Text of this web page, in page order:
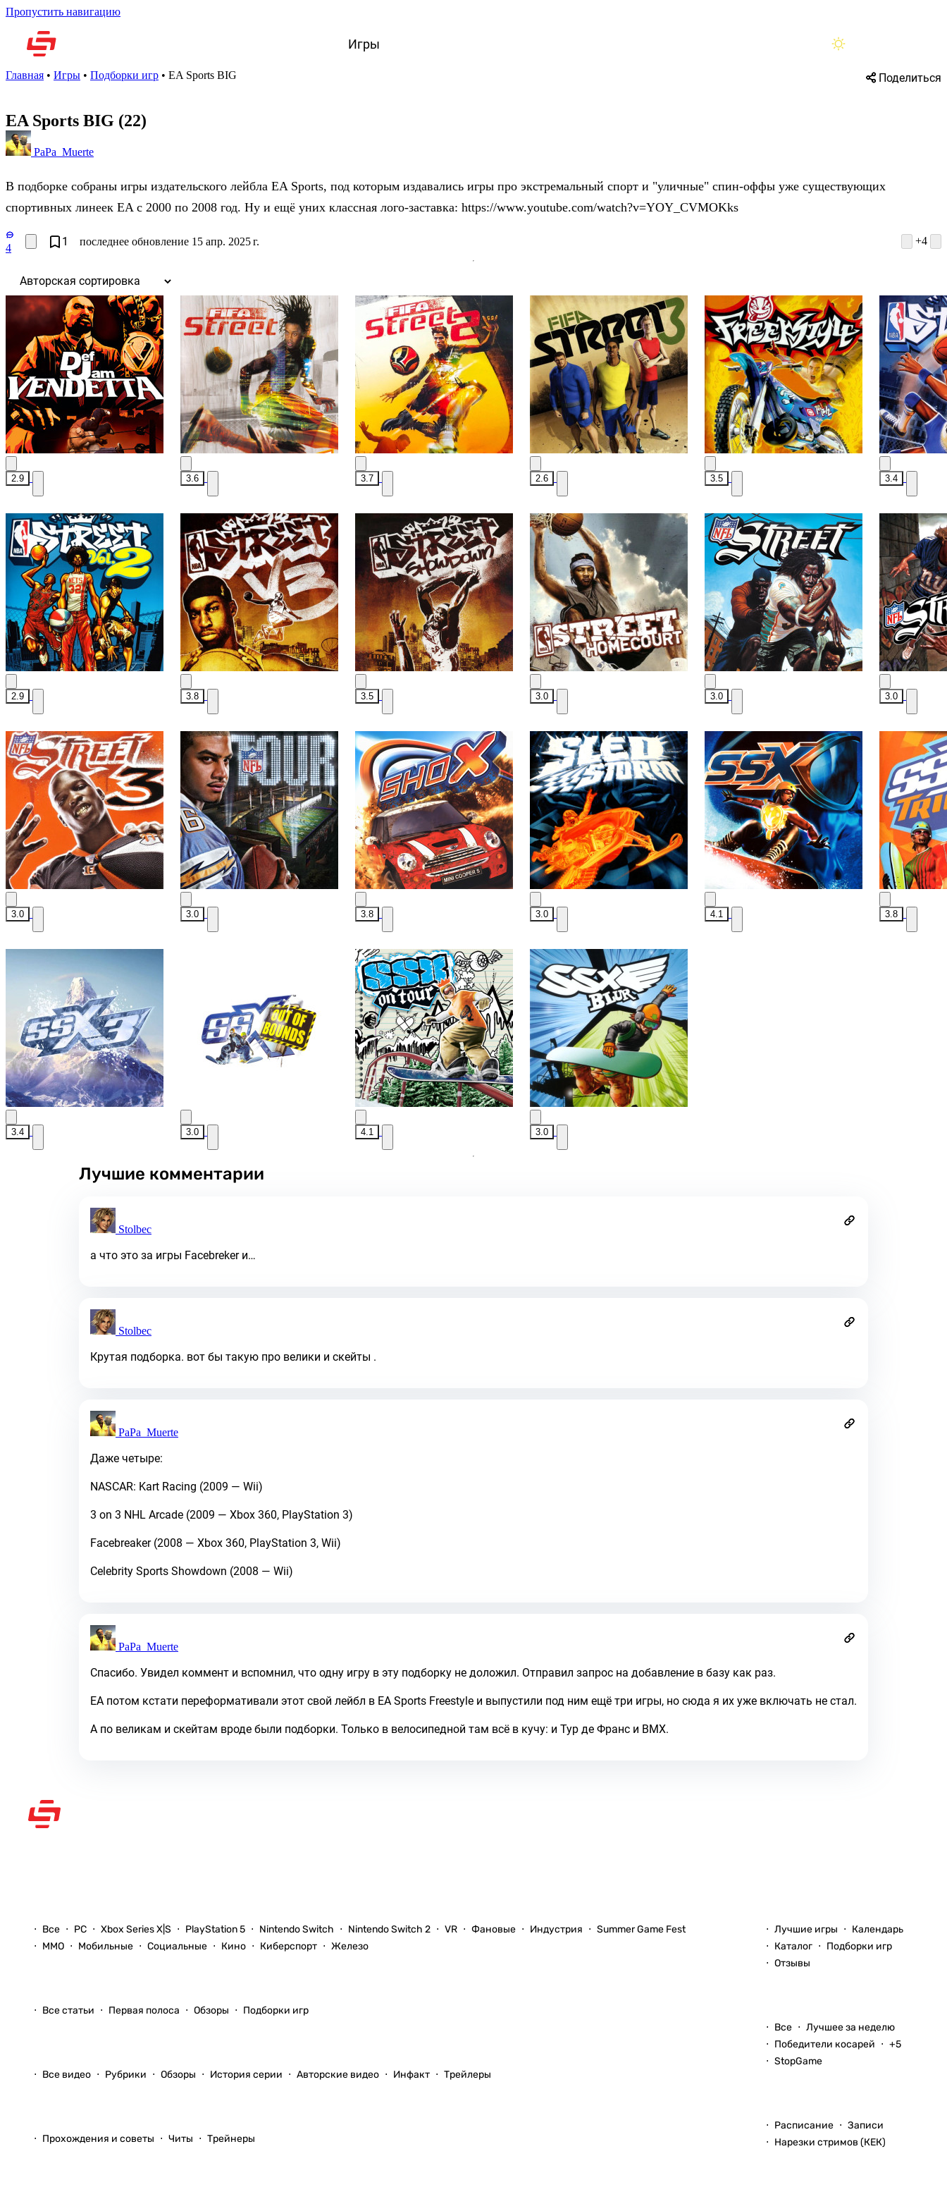
Пропустить навигацию
Игры
Главная • Игры • Подборки игр • EA Sports BIG Поделиться
EA Sports BIG (22)
PaPa_Muerte
В подборке собраны игры издательского лейбла EA Sports, под которым издавались игры про экстремальный спорт и "уличные" спин-оффы уже существующих
спортивных линеек EA с 2000 по 2008 год. Ну и ещё уних классная лого-заставка: https://www.youtube.com/watch?v=YOY_CVMOKks
4 1 последнее обновление 15 апр. 2025 г. +4
2.9 3.6 3.7 2.6 3.5 3.4
2.9 3.8 3.5 3.0 3.0 3.0
3.0 3.0 3.8 3.0 4.1 3.8
3.4 3.0 4.1 3.0
Лучшие комментарии
Stolbec
а что это за игры Facebreker и…
Stolbec
Крутая подборка. вот бы такую про велики и скейты .
PaPa_Muerte
Даже четыре:
NASCAR: Kart Racing (2009 — Wii)
3 on 3 NHL Arcade (2009 — Xbox 360, PlayStation 3)
Facebreaker (2008 — Xbox 360, PlayStation 3, Wii)
Celebrity Sports Showdown (2008 — Wii)
PaPa_Muerte
Спасибо. Увидел коммент и вспомнил, что одну игру в эту подборку не доложил. Отправил запрос на добавление в базу как раз.
ЕА потом кстати переформативали этот свой лейбл в EA Sports Freestyle и выпустили под ним ещё три игры, но сюда я их уже включать не стал.
А по великам и скейтам вроде были подборки. Только в велосипедной там всё в кучу: и Тур де Франс и BMX.
Все PC Xbox Series X|S PlayStation 5 Nintendo Switch Nintendo Switch 2 VR Фановые Индустрия
Summer Game Fest
ММО
Мобильные Социальные Кино Киберспорт Железо
Все статьи Первая полоса Обзоры Подборки игр
Все видео Рубрики Обзоры История серии Авторские видео Инфакт Трейлеры
Прохождения и советы Читы Трейнеры
Лучшие игры
Календарь
Каталог
Подборки игр
Отзывы
Все
Лучшее за неделю
Победители косарей
+5
StopGame
Расписание
Записи
Нарезки стримов (КЕК)